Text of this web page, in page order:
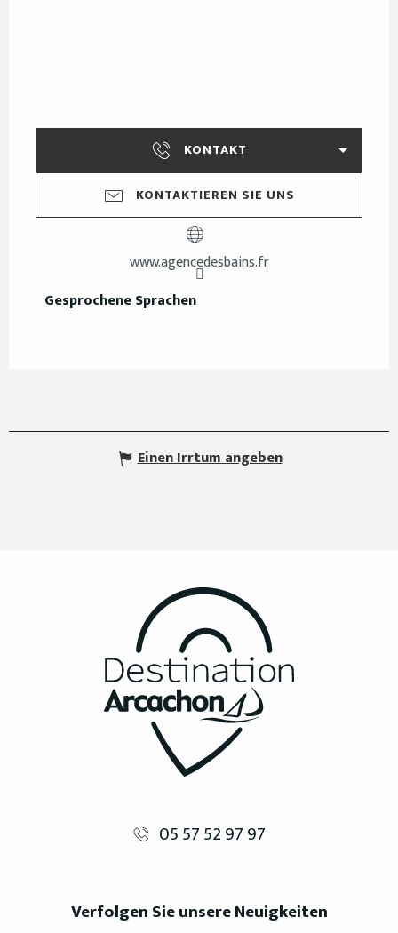
KONTAKT
KONTAKTIEREN SIE UNS
www.agencedesbains.fr
Gesprochene Sprachen
Gesprochene Sprachen
Einen Irrtum angeben
05 57 52 97 97
Verfolgen Sie unsere Neuigkeiten